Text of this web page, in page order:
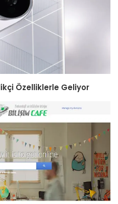
Özelliklerle Geliyor